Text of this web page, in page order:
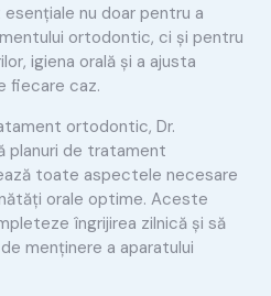
nu doar pentru a
ortodontic, ci și pentru
igiena orală și a ajusta
fiecare caz.
ortodontic, Dr.
planuri de tratament
toate aspectele necesare
orale optime. Aceste
îngrijirea zilnică și să
menținere a aparatului